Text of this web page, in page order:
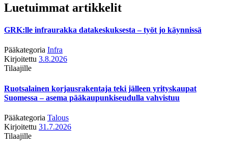
Luetuimmat artikkelit
GRK:lle infraurakka datakeskuksesta – työt jo käynnissä
Pääkategoria Infra
Kirjoitettu 3.8.2026
Tilaajille
Ruotsalainen korjausrakentaja teki jälleen yrityskaupat
Suomessa – asema pääkaupunkiseudulla vahvistuu
Pääkategoria Talous
Kirjoitettu 31.7.2026
Tilaajille